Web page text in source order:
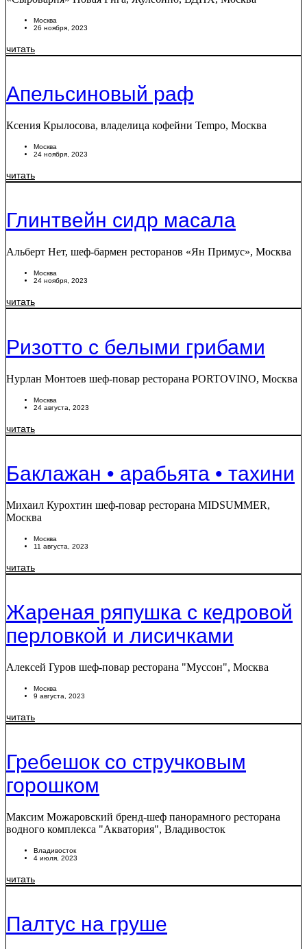
Москва
26 ноября, 2023
читать
Апельсиновый раф
Ксения Крылосова, владелица кофейни Tempo, Москва
Москва
24 ноября, 2023
читать
Глинтвейн сидр масала
Альберт Нет, шеф-бармен ресторанов «Ян Примус», Москва
Москва
24 ноября, 2023
читать
Ризотто с белыми грибами
Нурлан Монтоев шеф-повар ресторана PORTOVINO, Москва
Москва
24 августа, 2023
читать
Баклажан • арабьята • тахини
Михаил Курохтин шеф-повар ресторана MIDSUMMER,
Москва
Москва
11 августа, 2023
читать
Жареная ряпушка с кедровой
перловкой и лисичками
Алексей Гуров шеф-повар ресторана "Муссон", Москва
Москва
9 августа, 2023
читать
Гребешок со стручковым
горошком
Максим Можаровский бренд-шеф панорамного ресторана
водного комплекса "Акватория", Владивосток
Владивосток
4 июля, 2023
читать
Палтус на груше